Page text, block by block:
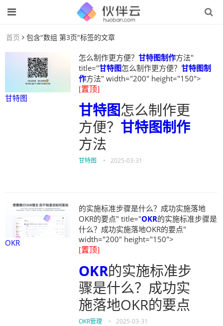
首页 包含"数组 第3页"标签的文章
甘特图
怎么制作更方便？ 甘特图制作方法"
title="甘特图怎么制作更方便？ 甘特图制
作方法" width="200" height="150">
[置顶]
甘特图怎么制作更
方便？ 甘特图制作
方法
甘特图 • 2025-03-31
OKR
的实施标准步骤是什么？成功实施落地
OKR的要点" title="OKR的实施标准步骤是
什么？成功实施落地OKR的要点"
width="200" height="150">
[置顶]
OKR的实施标准步
骤是什么？成功实
施落地OKR的要点
OKR管理 • 2025-03-31